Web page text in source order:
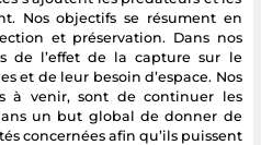
Nos objectifs se résument en
et préservation. Dans nos
de l’effet de la capture sur le
et de leur besoin d’espace. Nos
à venir, sont de continuer les
un but global de donner de
concernées afin qu’ils puissent